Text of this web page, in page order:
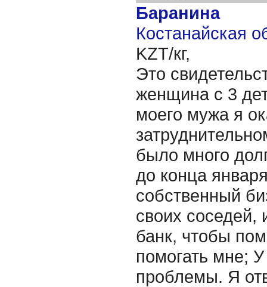
Баранина
Костанайская
KZT/кг,
Это
женщина с 3
моего мужа я
было много
до конца
собственный
своих соседей,
банк, чтобы
помогать мне;
проблемы. Я